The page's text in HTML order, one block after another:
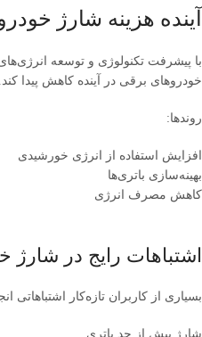
آینده هزینه شارژ
با پیشرفت تکنولوژی و توسعه
خودروهای برقی در آینده کاهش پیدا کند.
روندها:
افزایش استفاده از انرژی خورشیدی
بهینه‌سازی باتری‌ها
کاهش مصرف انرژی
اشتباهات رایج در شارژ
بسیاری از کاربران تازه‌کار اشتباهاتی
شارژ بیش از حد باتری